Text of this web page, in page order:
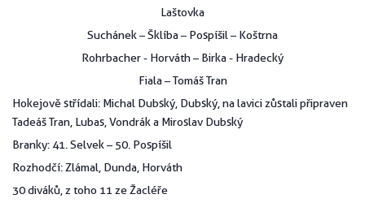
Laštovka
Suchánek – Šklíba – Pospíšil – Koštrna
Rohrbacher - Horváth – Birka - Hradecký
Fiala – Tomáš Tran
Hokejově střídali: Michal Dubský, Dubský, na lavici zůstali připraven
Tadeáš Tran, Lubas, Vondrák a Miroslav Dubský
Branky: 41. Selvek – 50. Pospíšil
Rozhodčí: Zlámal, Dunda, Horváth
30 diváků, z toho 11 ze Žacléře